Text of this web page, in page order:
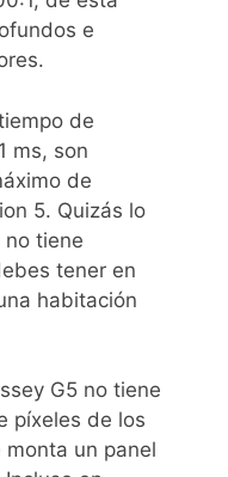
e
de
ms, son
de
5. Quizás lo
tiene
tener en
habitación
G5 no tiene
píxeles de los
un panel